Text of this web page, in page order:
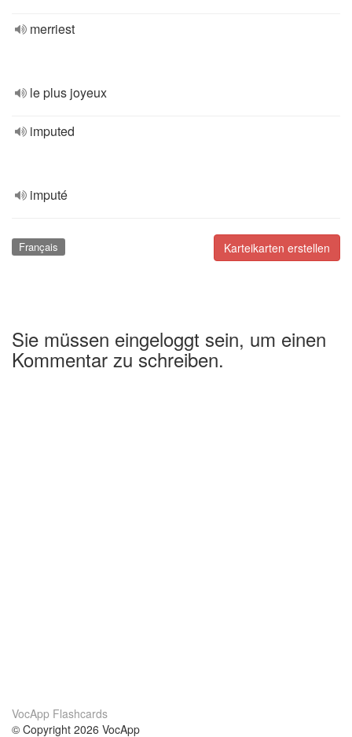
merriest
le plus joyeux
imputed
imputé
Karteikarten erstellen
Français
Sie müssen eingeloggt sein, um einen
Kommentar zu schreiben.
VocApp Flashcards
© Copyright 2026 VocApp